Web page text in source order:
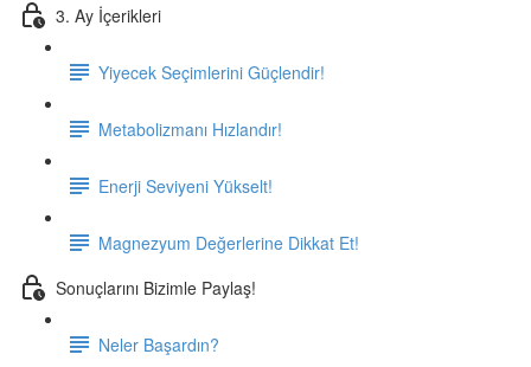
3. Ay İçerikleri
Yiyecek Seçimlerini Güçlendir!
Metabolizmanı Hızlandır!
Enerji Seviyeni Yükselt!
Magnezyum Değerlerine Dikkat Et!
Sonuçlarını Bizimle Paylaş!
Neler Başardın?